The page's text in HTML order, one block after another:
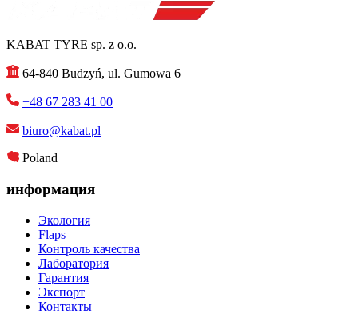
KABAT TYRE sp. z o.o.
64-840 Budzyń, ul. Gumowa 6
+48 67 283 41 00
biuro@kabat.pl
Poland
информация
Экология
Flaps
Контроль качества
Лаборатория
Гарантия
Экспорт
Контакты